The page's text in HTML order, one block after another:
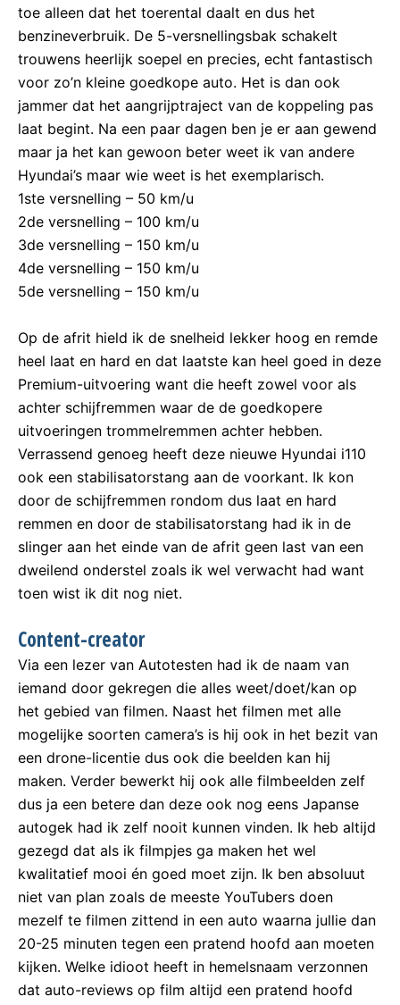
toe alleen dat het toerental daalt en dus het
benzineverbruik. De 5-versnellingsbak schakelt
trouwens heerlijk soepel en precies, echt fantastisch
voor zo’n kleine goedkope auto. Het is dan ook
jammer dat het aangrijptraject van de koppeling pas
laat begint. Na een paar dagen ben je er aan gewend
maar ja het kan gewoon beter weet ik van andere
Hyundai’s maar wie weet is het exemplarisch.
1ste versnelling – 50 km/u
2de versnelling – 100 km/u
3de versnelling – 150 km/u
4de versnelling – 150 km/u
5de versnelling – 150 km/u
Op de afrit hield ik de snelheid lekker hoog en remde
heel laat en hard en dat laatste kan heel goed in deze
Premium-uitvoering want die heeft zowel voor als
achter schijfremmen waar de de goedkopere
uitvoeringen trommelremmen achter hebben.
Verrassend genoeg heeft deze nieuwe Hyundai i110
ook een stabilisatorstang aan de voorkant. Ik kon
door de schijfremmen rondom dus laat en hard
remmen en door de stabilisatorstang had ik in de
slinger aan het einde van de afrit geen last van een
dweilend onderstel zoals ik wel verwacht had want
toen wist ik dit nog niet.
Content-creator
Via een lezer van Autotesten had ik de naam van
iemand door gekregen die alles weet/doet/kan op
het gebied van filmen. Naast het filmen met alle
mogelijke soorten camera’s is hij ook in het bezit van
een drone-licentie dus ook die beelden kan hij
maken. Verder bewerkt hij ook alle filmbeelden zelf
dus ja een betere dan deze ook nog eens Japanse
autogek had ik zelf nooit kunnen vinden. Ik heb altijd
gezegd dat als ik filmpjes ga maken het wel
kwalitatief mooi én goed moet zijn. Ik ben absoluut
niet van plan zoals de meeste YouTubers doen
mezelf te filmen zittend in een auto waarna jullie dan
20-25 minuten tegen een pratend hoofd aan moeten
kijken. Welke idioot heeft in hemelsnaam verzonnen
dat auto-reviews op film altijd een pratend hoofd